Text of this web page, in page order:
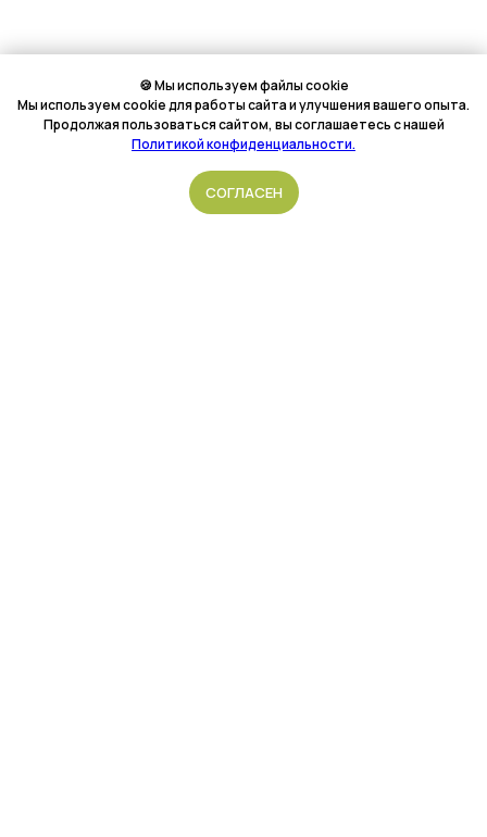
🍪 Мы используем файлы cookie
Мы используем cookie для работы сайта и улучшения вашего опыта.
Продолжая пользоваться сайтом, вы соглашаетесь с нашей
Политикой конфиденциальности.
СОГЛАСЕНПодать обращение